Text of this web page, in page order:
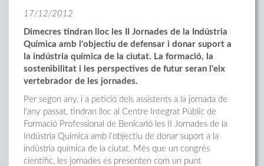
17/12/2012
Dimecres tindran lloc les II Jornades de la Indústria
Química amb l'objectiu de defensar i donar suport a
la indústria química de la ciutat. La formació, la
sostenibilitat i les perspectives de futur seran l'eix
vertebrador de les jornades.
Per segon any, i a petició dels assistents a la jornada de
l'any passat, tindran lloc al Centre Integrat Públic de
Formació Professional de Benicarló les II Jornades de la
Indústria Química amb l'objectiu de donar suport a la
indústria química de la ciutat. Més que un congrés
científic, les jornades es presenten com un punt